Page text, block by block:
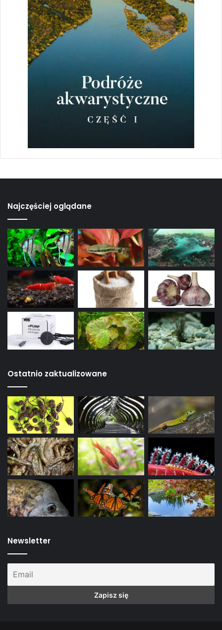
Najczęściej oglądane
Ostatnio zaktualizowane
Newsletter